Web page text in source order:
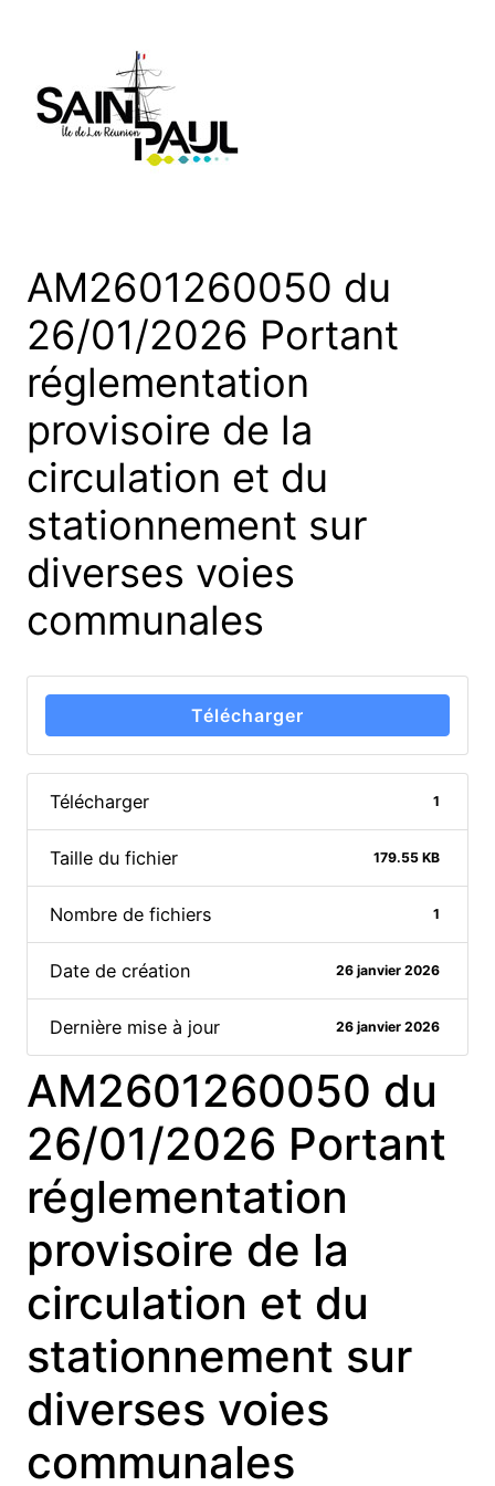
AM2601260050 du
26/01/2026 Portant
réglementation
provisoire de la
circulation et du
stationnement sur
diverses voies
communales
Télécharger
Télécharger 1
Taille du fichier 179.55 KB
Nombre de fichiers 1
Date de création 26 janvier 2026
Dernière mise à jour 26 janvier 2026
AM2601260050 du
26/01/2026 Portant
réglementation
provisoire de la
circulation et du
stationnement sur
diverses voies
communales